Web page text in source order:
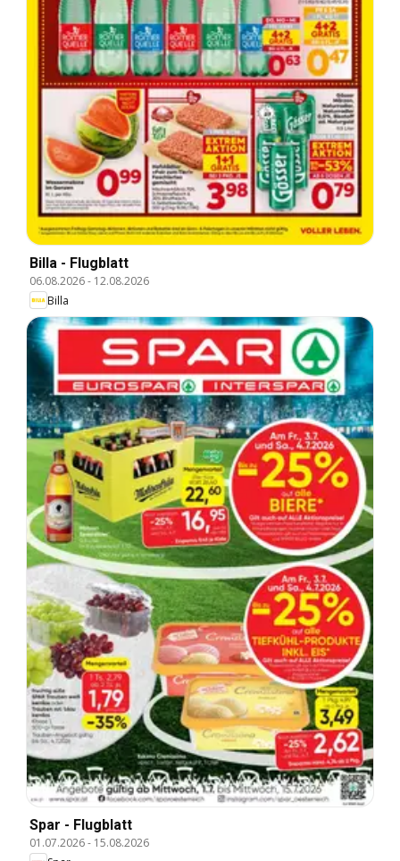
Billa - Flugblatt
06.08.2026- 12.08.2026
Billa
Spar - Flugblatt
01.07.2026- 15.08.2026